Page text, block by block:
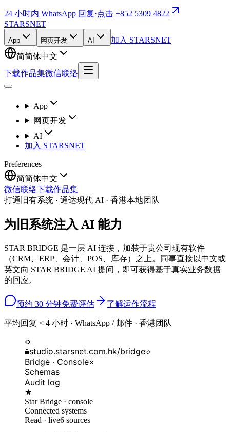
24 小时内 WhatsApp 回复·点击 +852 5309 4822
STARSNET
App 网页开发 AI
加入 STARSNET
简简体中文
下载作品集微信联络
App
网页开发
AI
加入 STARSNET
Preferences
简简体中文
微信联络下载作品集
打通旧有系统 · 通达现代 AI · 香港本地团队
为旧系统注入 AI 能力
STAR BRIDGE 是一层 AI 连接，加装于贵公司现有软件
（CRM、ERP、会计、POS、库存）之上。同事直接以中文或
英文向 STAR BRIDGE AI 提问，即可获得基于真实业务数据
的回应。
预约 30 分钟免费评估 了解运作流程
平均回复 < 4 小时 · WhatsApp / 邮件 · 香港团队
studio.starsnet.com.hk/bridge
Bridge · Console×
Schemas
Audit log
★
Star Bridge · console
Connected systems
Read · live6 sources